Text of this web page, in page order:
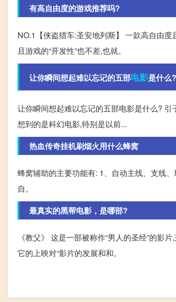
有高自由度的游戏推荐吗?
NO.1【侠盗猎车:圣安地列斯】 一款高自由
且游戏的“开发性”也不差,也就。
让你瞬间想起难以忘记的五部电影是什么?
让你瞬间想起难以忘记的五部电影是什么?
想到的是科幻电影,特别是以前...
热血传奇挂机刷烟火用什么蜂窝
蜂窝辅助的主要功能有: 1、自动主线、支线
自。
最真实的黑帮电影，是哪部?
《教父》 这是一部被称作“男人的圣经”的影
它的上映对“影片的发展和和。